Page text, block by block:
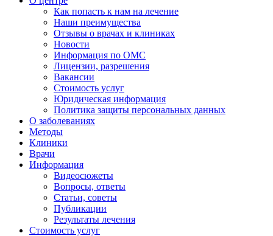
Как попасть к нам на лечение
Наши преимущества
Отзывы о врачах и клиниках
Новости
Информация по ОМС
Лицензии, разрешения
Вакансии
Стоимость услуг
Юридическая информация
Политика защиты персональных данных
О заболеваниях
Методы
Клиники
Врачи
Информация
Видеосюжеты
Вопросы, ответы
Статьи, советы
Публикации
Результаты лечения
Стоимость услуг